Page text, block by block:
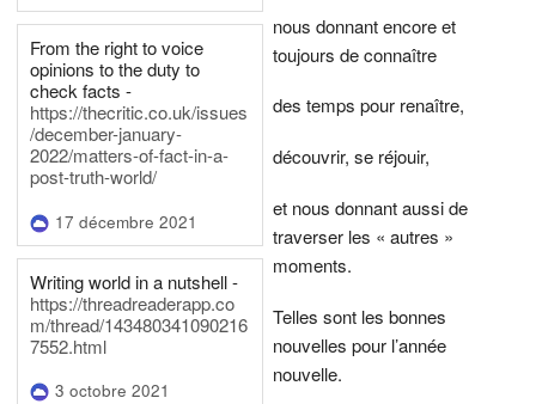
From the right to voice
opinions to the duty to
check facts -
https://thecritic.co.uk/issues
/december-january-
2022/matters-of-fact-in-a-
post-truth-world/
17 décembre 2021
Writing world in a nutshell -
https://threadreaderapp.co
m/thread/143480341090216
7552.html
3 octobre 2021
nous donnant encore et
toujours de connaître
des temps pour renaître,
découvrir, se réjouir,
et nous donnant aussi de
traverser les « autres »
moments.
Telles sont les bonnes
nouvelles pour l’année
nouvelle.